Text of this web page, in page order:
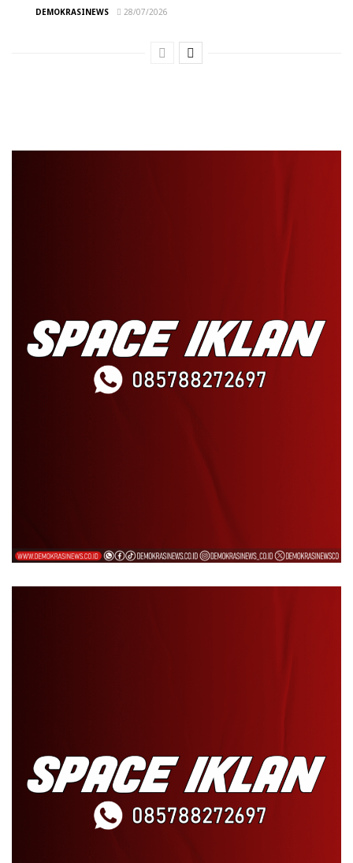
DEMOKRASINEWS 28/07/2026